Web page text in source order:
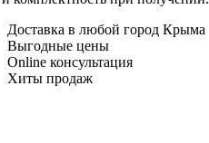
Доставка в любой город Крыма
Выгодные цены
Online консультация
Хиты продаж